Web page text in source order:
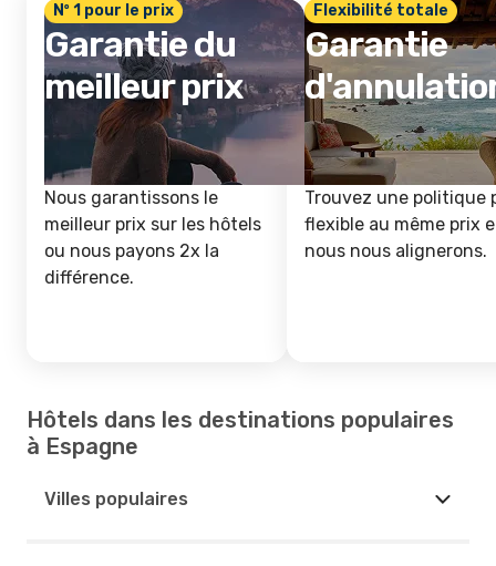
Nº 1 pour le prix
Garantie du
meilleur prix
Nous garantissons le
meilleur prix sur les hôtels
ou nous payons 2x la
différence.
Flexibilité totale
Garantie
Trouvez une politique
flexible au même prix
nous nous alignerons.
Hôtels dans les destinations populaires
à Espagne
Villes populaires